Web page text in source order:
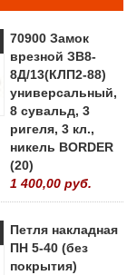
70900 Замок
врезной ЗВ8-
8Д/13(КЛП2-88)
универсальный,
8 сувальд, 3
ригеля, 3 кл.,
никель BORDER
(20)
1 400,00 руб.
Петля накладная
ПН 5-40 (без
покрытия)